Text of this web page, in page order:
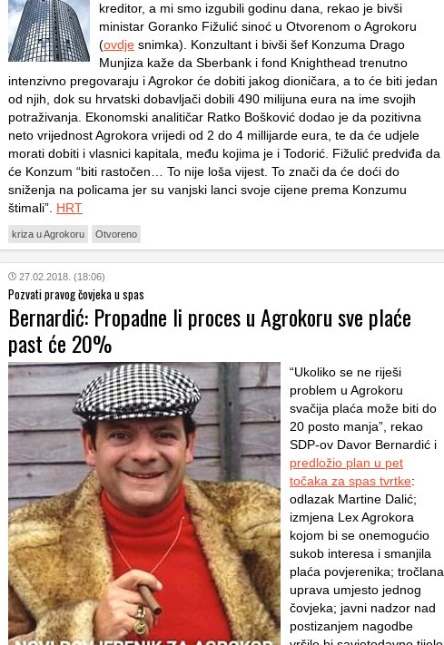
kreditor, a mi smo izgubili godinu dana, rekao je bivši
ministar Goranko Fižulić sinoć u Otvorenom o Agrokoru
(ovdje snimka). Konzultant i bivši šef Konzuma Drago
Munjiza kaže da Sberbank i fond Knighthead trenutno
intenzivno pregovaraju i Agrokor će dobiti jakog dioničara, a to će biti jedan
od njih, dok su hrvatski dobavljači dobili 490 milijuna eura na ime svojih
potraživanja. Ekonomski analitičar Ratko Bošković dodao je da pozitivna
neto vrijednost Agrokora vrijedi od 2 do 4 millijarde eura, te da će udjele
morati dobiti i vlasnici kapitala, među kojima je i Todorić. Fižulić predviđa da
će Konzum “biti rastočen… To nije loša vijest. To znači da će doći do
sniženja na policama jer su vanjski lanci svoje cijene prema Konzumu
štimali”. HRT
kriza u Agrokoru Otvoreno
27.02.2018. (18:06)
Pozvati pravog čovjeka u spas
Bernardić: Propadne li proces u Agrokoru sve plaće
past će 20%
“Ukoliko se ne riješi
problem u Agrokoru
svačija plaća može biti do
20 posto manja”, rekao
SDP-ov Davor Bernardić i
predložio plan u pet
točaka za spas tvrtke:
odlazak Martine Dalić;
izmjena Lex Agrokora
kojom bi se onemogućio
sukob interesa i smanjila
plaća povjerenika; tročlana
uprava umjesto jednog
čovjeka; javni nadzor nad
postizanjem nagodbe